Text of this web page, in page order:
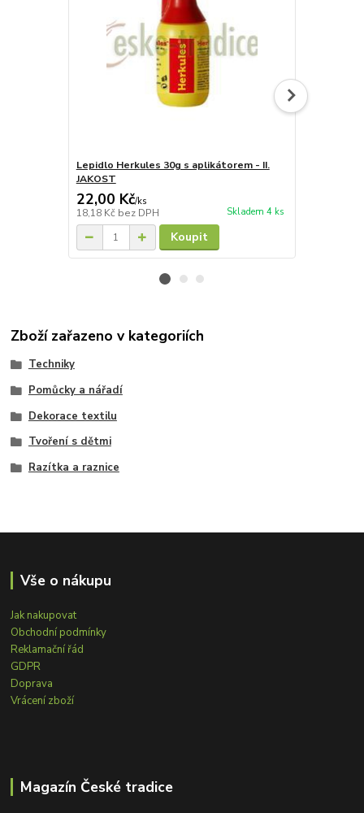
Lepidlo Herkules 30g s aplikátorem - II.
JAKOST
22,00 Kč/ks
18,18 Kč bez DPH Skladem 4 ks
Koupit
Zboží zařazeno v kategoriích
Techniky
Pomůcky a nářadí
Dekorace textilu
Tvoření s dětmi
Razítka a raznice
Vše o nákupu
Jak nakupovat
Obchodní podmínky
Reklamační řád
GDPR
Doprava
Vrácení zboží
Magazín České tradice